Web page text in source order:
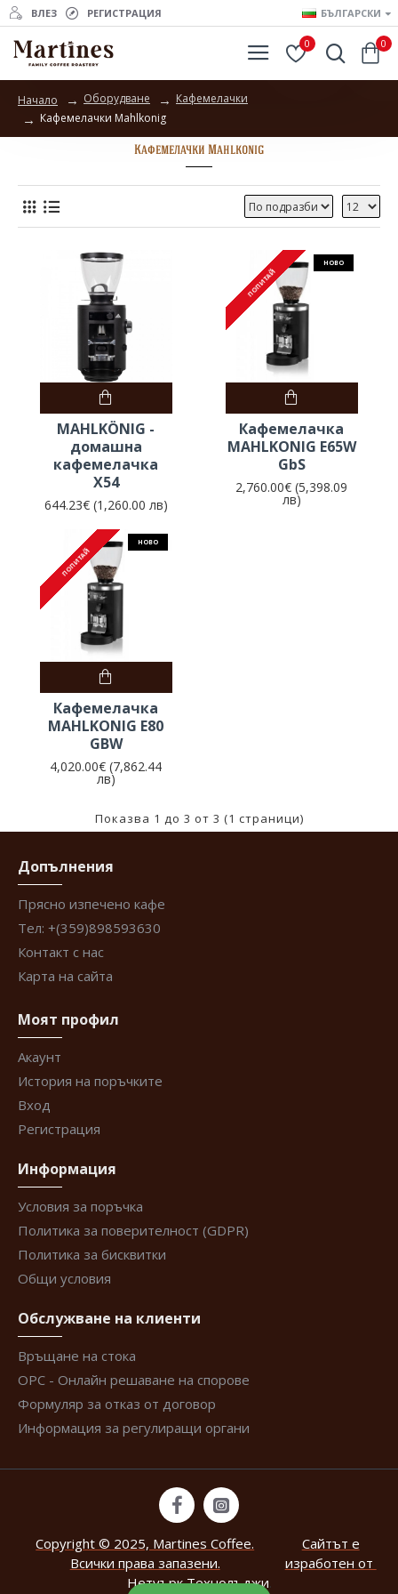
ВЛЕЗ РЕГИСТРАЦИЯ БЪЛГАРСКИ
0 0
Начало Оборудване
Кафемелачки
Кафемелачки Mahlkonig
Кафемелачки Mahlkonig
MAHLKÖNIG -
домашна
кафемелачка
X54
644.23€ (1,260.00 лв)
НОВО
ПОПИТАЙ
ПОПИТАЙ
Кафемелачка
MAHLKONIG E65W
GbS
2,760.00€ (5,398.09
лв)
НОВО
ПОПИТАЙ
ПОПИТАЙ
Кафемелачка
MAHLKONIG E80
GBW
4,020.00€ (7,862.44
лв)
Показва 1 до 3 от 3 (1 страници)
Допълнения
Прясно изпечено кафе
Тел: +(359)898593630
Контакт с нас
Карта на сайта
Моят профил
Акаунт
История на поръчките
Вход
Регистрация
Информация
Условия за поръчка
Политика за поверителност (GDPR)
Политика за бисквитки
Общи условия
Обслужване на клиенти
Връщане на стока
ОРС - Онлайн решаване на спорове
Формуляр за отказ от договор
Информация за регулиращи органи
Copyright © 2025, Martines Coffee.
Всички права запазени.
Сайтът е
изработен от
Нетуърк Технолъджи.